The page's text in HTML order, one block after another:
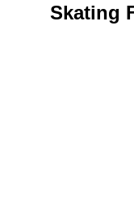
Skating